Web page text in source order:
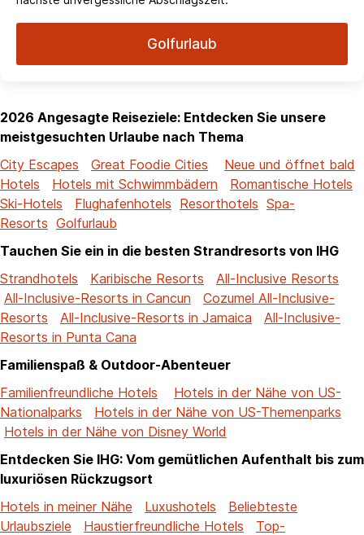
Golfurlaub
2026 Angesagte Reiseziele: Entdecken Sie unsere
meistgesuchten Urlaube nach Thema
City Escapes
Great Foodie Cities
Neue und öffnet bald
Hotels
Hotels mit Schwimmbädern
Romantische Hotels
Ski-Hotels
Flughafenhotels Resorthotels Spa-
Resorts Golfurlaub
Tauchen Sie ein in die besten Strandresorts von IHG
Strandhotels
Karibische Resorts
All-Inclusive Resorts
All-Inclusive-Resorts in Cancun
Cozumel All-Inclusive-
Resorts
All-Inclusive-Resorts in Jamaica
All-Inclusive-
Resorts in Punta Cana
Familienspaß & Outdoor-Abenteuer
Familienfreundliche Hotels
Hotels in der Nähe von US-
Nationalparks
Hotels in der Nähe von US-Themenparks
Hotels in der Nähe von Disney World
Entdecken Sie IHG: Vom gemütlichen Aufenthalt bis zum
luxuriösen Rückzugsort
Hotels in meiner Nähe
Luxushotels
Beliebteste
Urlaubsziele
Haustierfreundliche Hotels
Top-